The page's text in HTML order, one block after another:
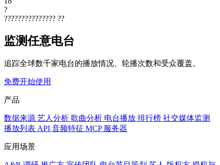
?
??????????????? ??
监测任意电台
追踪全球数千家电台的播放情况、轮播次数和受众覆盖。
免费开始使用
产品
数据来源 艺人分析 歌曲分析 电台播放 排行榜 社交媒体监测
播放列表 API 音频特征 MCP 服务器
应用场景